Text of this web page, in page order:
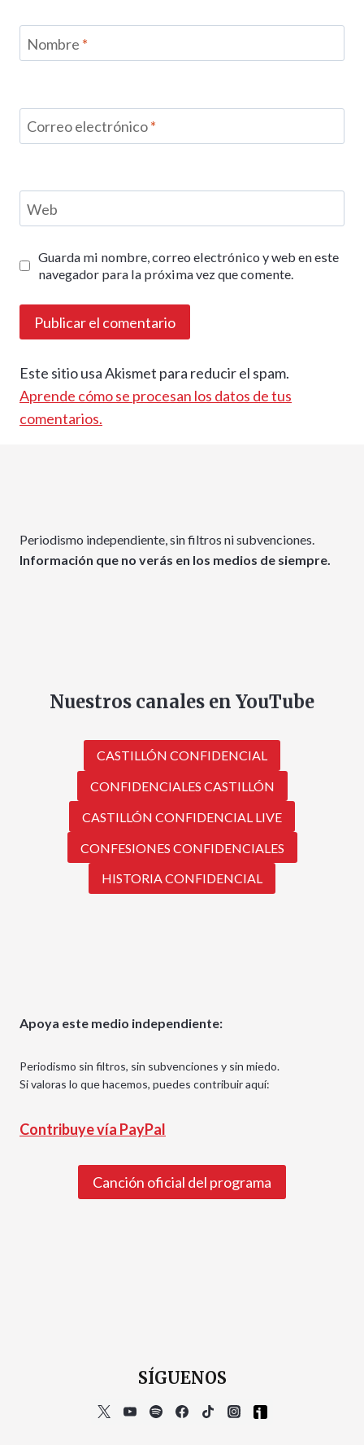
Nombre *
Correo electrónico*
Web
Guarda mi nombre, correo electrónico y web en este
navegador para la próxima vez que comente.
Este sitio usa Akismet para reducir el spam.
Aprende cómo se procesan los datos de tus
comentarios.
Periodismo independiente, sin filtros ni subvenciones.
Información que no verás en los medios de siempre.
Nuestros canales en YouTube
CASTILLÓN CONFIDENCIAL
CONFIDENCIALES CASTILLÓN
CASTILLÓN CONFIDENCIAL LIVE
CONFESIONES CONFIDENCIALES
HISTORIA CONFIDENCIAL
Apoya este medio independiente:
Periodismo sin filtros, sin subvenciones y sin miedo.
Si valoras lo que hacemos, puedes contribuir aquí:
Contribuye vía PayPal
Canción oficial del programa
SÍGUENOS